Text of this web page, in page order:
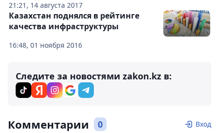
21:21, 14 августа 2017
16:48, 01 ноября 2016
Казахстан поднялся в рейтинге
качества инфраструктуры
Следите за новостями zakon.kz в:
Комментарии 0 Вход